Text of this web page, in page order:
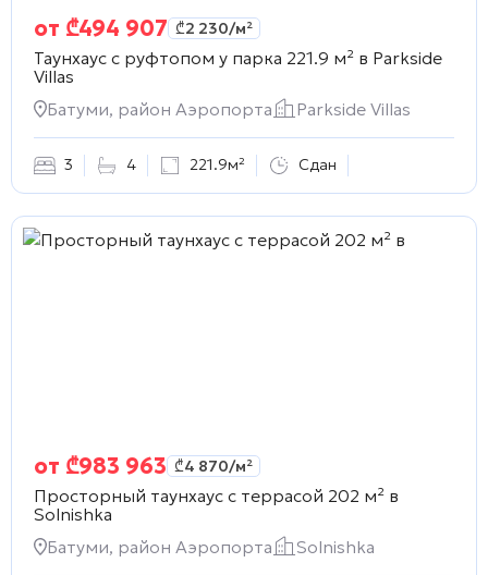
от ₾494 907 ₾2 230/м²
Таунхаус с руфтопом у парка 221.9 м² в Parkside
Villas
Батуми, район Аэропорта
Parkside Villas
3 4 221.9м² Сдан
от ₾983 963 ₾4 870/м²
Просторный таунхаус с террасой 202 м² в
Solnishka
Батуми, район Аэропорта
Solnishka